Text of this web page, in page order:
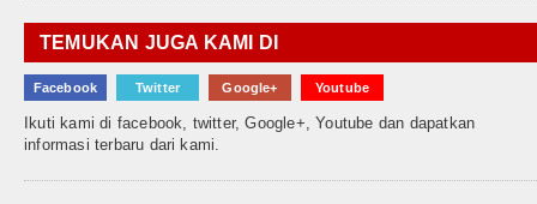
TEMUKAN JUGA KAMI DI
Facebook Twitter Google+ Youtube
Ikuti kami di facebook, twitter, Google+, Youtube dan dapatkan
informasi terbaru dari kami.